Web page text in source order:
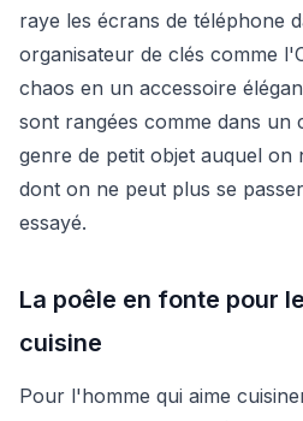
raye les écrans de téléphone
organisateur de clés comme
chaos en un accessoire
sont rangées comme dans un
genre de petit objet auquel on
dont on ne peut plus se
essayé.
La poêle en fonte pour
cuisine
Pour l'homme qui aime